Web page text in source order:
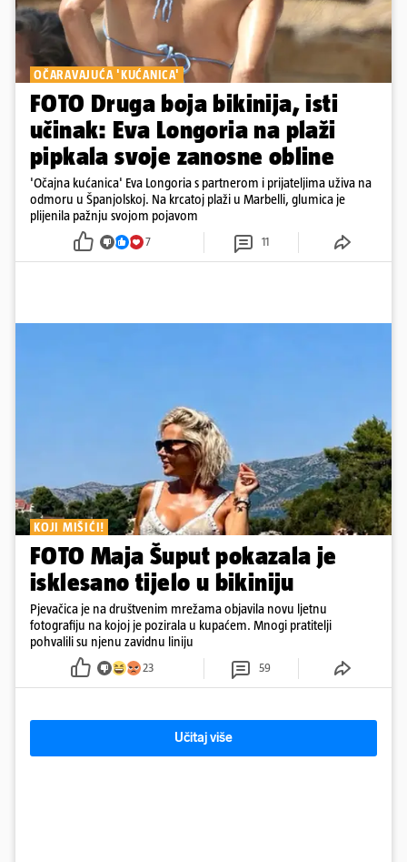
OČARAVAJUĆA 'KUĆANICA'
FOTO Druga boja bikinija, isti
učinak: Eva Longoria na plaži
pipkala svoje zanosne obline
'Očajna kućanica' Eva Longoria s partnerom i prijateljima uživa na
odmoru u Španjolskoj. Na krcatoj plaži u Marbelli, glumica je
plijenila pažnju svojom pojavom
7 11
KOJI MIŠIĆI!
FOTO Maja Šuput pokazala je
isklesano tijelo u bikiniju
Pjevačica je na društvenim mrežama objavila novu ljetnu
fotografiju na kojoj je pozirala u kupaćem. Mnogi pratitelji
pohvalili su njenu zavidnu liniju
23 59
Učitaj više